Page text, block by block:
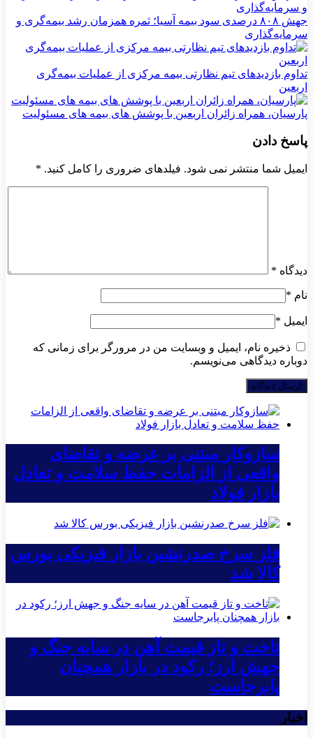
جهش ۸۰۸ درصدی سود بیمه آسیا؛ ثمره همزمان رشد بیمه‌گری و
سرمایه‌گذاری
تداوم بازدیدهای تیم نظارتی بیمه مركزی از عملیات بیمه‌گری
اربعین
پارسیان، همراه زائران اربعین با پوشش های بیمه های مسئولیت
پاسخ دادن
ایمیل شما منتشر نمی شود. فیلدهای ضروری را کامل کنید. *
دیدگاه *
نام *
ایمیل *
ذخیره نام، ایمیل و وبسایت من در مرورگر برای زمانی که
دوباره دیدگاهی می‌نویسم.
سازوکار مبتنی بر عرضه و تقاضای
واقعی از الزامات حفظ سلامت و تعادل
بازار فولاد
فلز سرخ صدرنشین بازار فیزیکی بورس
کالا شد
تاخت و تاز قیمت آهن در سایه جنگ و
جهش ارز؛ رکود در بازار همچنان
پابرجاست
اخبار